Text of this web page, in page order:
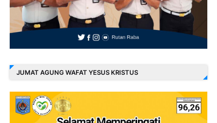
JUMAT AGUNG WAFAT YESUS KRISTUS